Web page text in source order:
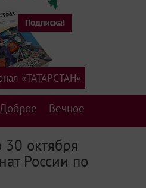
Доброе Вечное
«ТАТАРСТАН»
октября
России по